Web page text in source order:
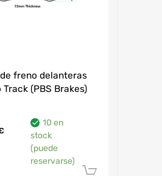
freno delanteras
(PBS Brakes)
10 en
stock
(puede
reservarse)